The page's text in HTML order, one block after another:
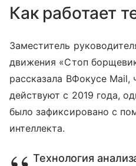
Как работает
Заместитель
движения «Стоп
рассказала ВФокусе
действуют с 2019 года,
было зафиксировано с
интеллекта.
Технология